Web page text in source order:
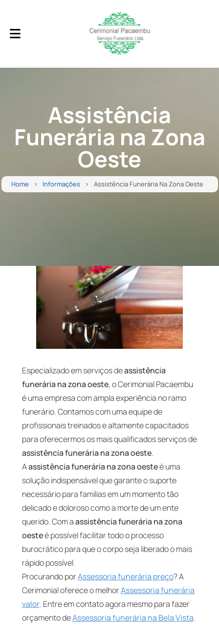
Assistência
Funerária na Zona
Oeste
Home Informações Assistência Funerária Na Zona Oeste
Especializado em serviços deassistência
funerária na zona oeste, o Cerimonial Pacaembu
é uma empresa com ampla experiência no ramo
funerário. Contamos com uma equipe de
profissionais treinados e altamente capacitados
para oferecermos os mais qualificados serviços de
assistência funerária na zona oeste.
Aassistência funerária na zona oesteé uma
solução indispensável que garante o suporte
necessário para famílias em um momento tão
delicado e doloroso como a morte de um ente
querido. Com aassistência funerária na zona
oesteé possível facilitar todo o processo
burocrático para que o corpo seja liberado o mais
rápido possível.
Procurando porAssessoria funerária preço? A
Cerimonial oferece o melhorAssessoria funerária
valor. Entre em contato agora mesmo para fazer
orçamento deAssessoria funerária na Bela Vista.